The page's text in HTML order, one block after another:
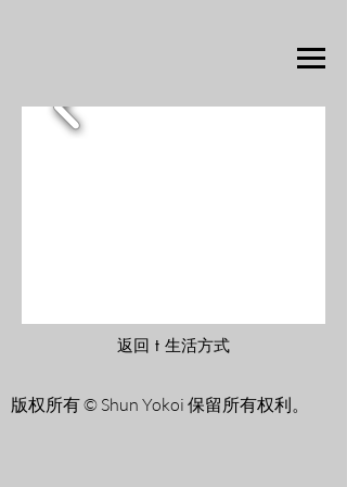
返回 t 生活方式
版权所有 © Shun Yokoi 保留所有权利。